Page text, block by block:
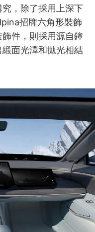
，除了採用上深下
招牌六角形裝飾
件，則採用源自鐘
面光澤和拋光相結